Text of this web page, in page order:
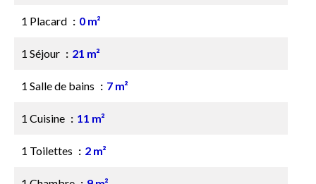
1 Placard 0 m²
1 Séjour 21 m²
1 Salle de bains 7 m²
1 Cuisine 11 m²
1 Toilettes 2 m²